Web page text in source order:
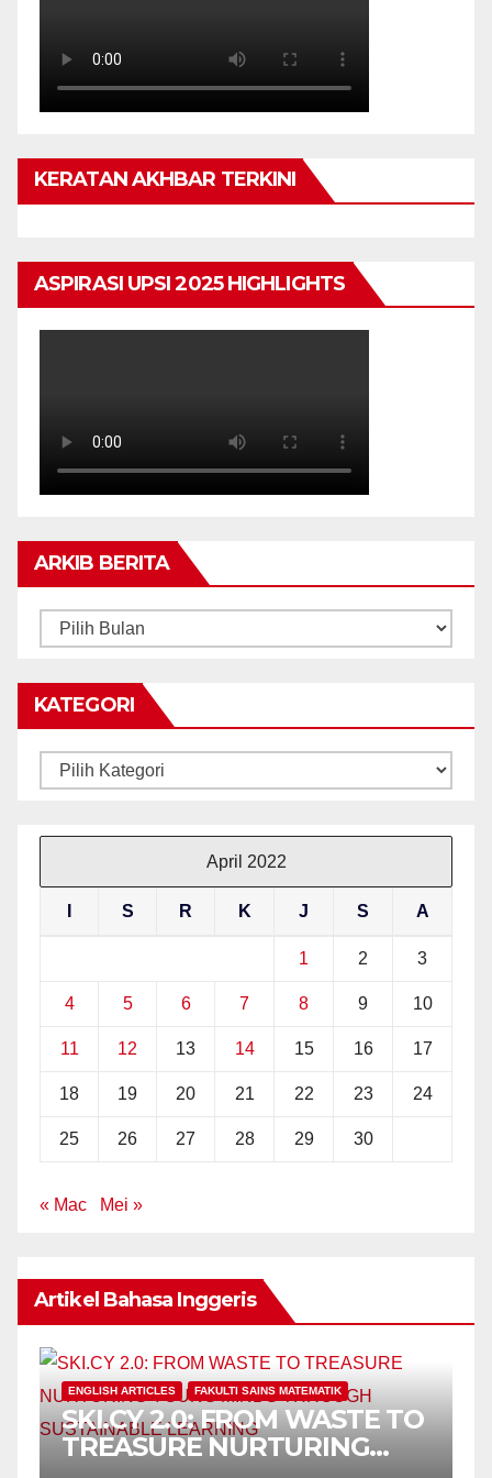
KERATAN AKHBAR TERKINI
ASPIRASI UPSI 2025 HIGHLIGHTS
ARKIB BERITA
ARKIB
KATEGORI
Kategori
April 2022
S R K J S A
1 2 3
4 5 6 7 8 9 10
11 12 13 14 15 16 17
18 19 20 21 22 23 24
25 26 27 28 29 30
« Mac Mei »
Artikel Bahasa Inggeris
ENGLISH ARTICLES FAKULTI SAINS MATEMATIK
SKI.CY 2.0: FROM WASTE TO
TREASURE NURTURING